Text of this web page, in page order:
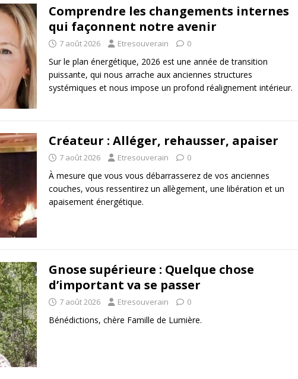
Comprendre les changements internes
qui façonnent notre avenir
7 août 2026 Etresouverain 0
Sur le plan énergétique, 2026 est une année de transition
puissante, qui nous arrache aux anciennes structures
systémiques et nous impose un profond réalignement intérieur.
Créateur : Alléger, rehausser, apaiser
7 août 2026 Etresouverain 0
À mesure que vous vous débarrasserez de vos anciennes
couches, vous ressentirez un allègement, une libération et un
apaisement énergétique.
Gnose supérieure : Quelque chose
d’important va se passer
7 août 2026 Etresouverain 0
Bénédictions, chère Famille de Lumière.